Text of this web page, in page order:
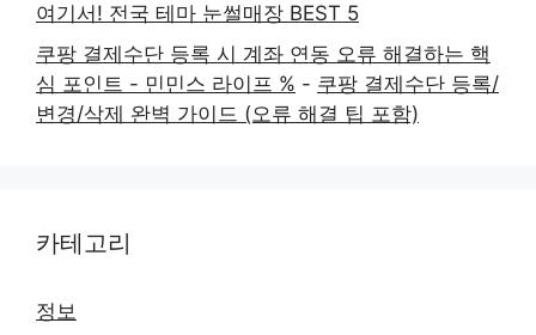
여기서! 전국 테마 눈썰매장 BEST 5
쿠팡 결제수단 등록 시 계좌 연동 오류 해결하는 핵
심 포인트 - 민민스 라이프 % - 쿠팡 결제수단 등록/
변경/삭제 완벽 가이드 (오류 해결 팁 포함)
카테고리
정보